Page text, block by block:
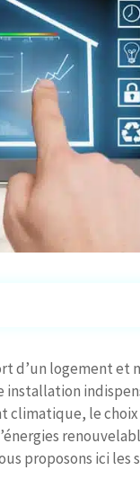
d’un logement
installation
climatique, le
proposons ici